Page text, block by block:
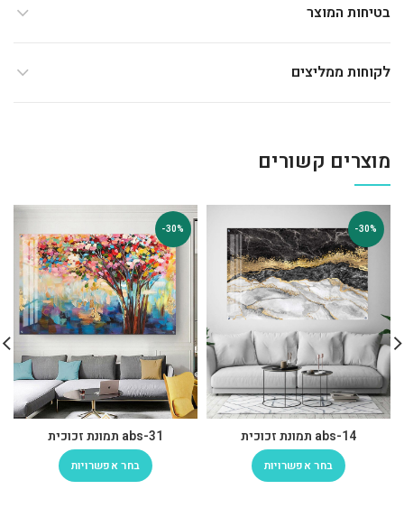
בטיחות המוצר
לקוחות ממליצים
מוצרים קשורים
-30%
abs-14 תמונת זכוכית
בחר אפשרויות
-30%
abs-31 תמונת זכוכית
בחר אפשרויות